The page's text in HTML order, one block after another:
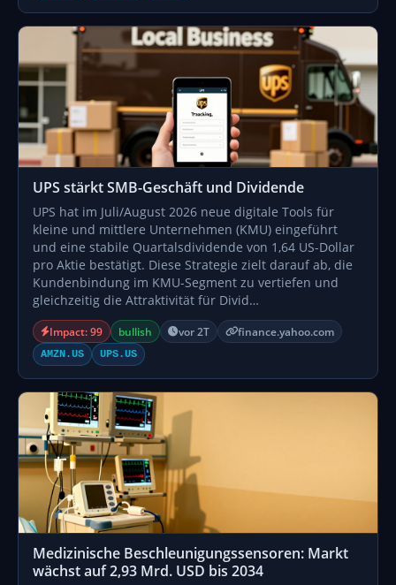
UPS stärkt SMB-Geschäft und Dividende
UPS hat im Juli/August 2026 neue digitale Tools für
kleine und mittlere Unternehmen (KMU) eingeführt
und eine stabile Quartalsdividende von 1,64 US-Dollar
pro Aktie bestätigt. Diese Strategie zielt darauf ab, die
Kundenbindung im KMU-Segment zu vertiefen und
gleichzeitig die Attraktivität für Divid…
Impact: 99 bullish vor 2T finance.yahoo.com
AMZN.US UPS.US
Medizinische Beschleunigungssensoren: Markt
wächst auf 2,93 Mrd. USD bis 2034